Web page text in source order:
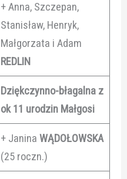
+ Anna, Szczepan,
Stanisław, Henryk,
Małgorzata i Adam
REDLIN
Dziękczynno-błagalna z
ok 11 urodzin Małgosi
+ JaninaWĄDOŁOWSKA
(25 roczn.)